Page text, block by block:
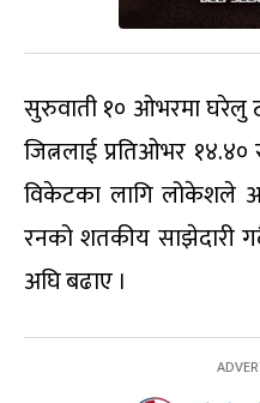
सुरुवाती १० ओभरमा घरेलु
जित्नलाई प्रतिओभर
विकेटका लागि लोकेशले
रनको शतकीय साझेदारी
अघि बढाए ।